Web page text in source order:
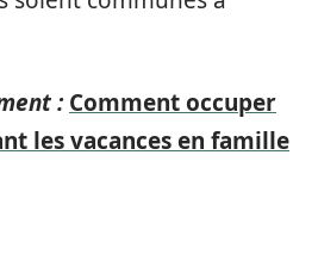
: Comment occuper
les vacances en famille